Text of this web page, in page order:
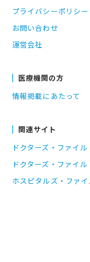
プライバシーポリシー
お問い合わせ
運営会社
医療機関の方
情報掲載にあたって
関連サイト
ドクターズ・ファイル
ドクターズ・ファイ
ホスピタルズ・ファイ